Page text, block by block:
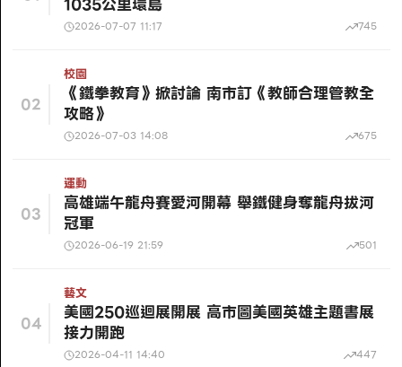
2026-07-07 11:17 745
02
校園
《鐵拳教育》掀討論 南市訂《教師合理管教全
攻略》
2026-07-03 14:08 675
03
運動
高雄端午龍舟賽愛河開幕 舉鐵健身奪龍舟拔河
冠軍
2026-06-19 21:59 501
04
藝文
美國250巡迴展開展 高市圖美國英雄主題書展
接力開跑
2026-04-11 14:40 447